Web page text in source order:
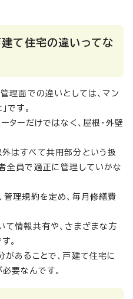
建て住宅の違いってな
理面での違いとしては、マン
です。
ターだけではなく、屋根・外壁
はすべて共用部分という扱
全員で適正に管理していかな
管理規約を定め、毎月修繕費
て情報共有や、さまざまな方
。
があることで、戸建て住宅に
要なんです。